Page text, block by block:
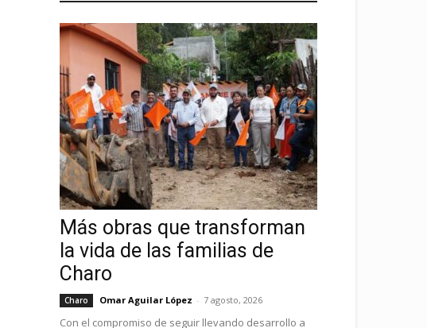
Más obras que transforman
la vida de las familias de
Charo
Charo Omar Aguilar López - 7 agosto, 2026
Con el compromiso de seguir llevando desarrollo a